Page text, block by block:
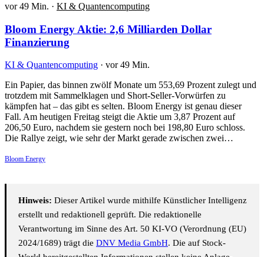
vor 49 Min. · KI & Quantencomputing
Bloom Energy Aktie: 2,6 Milliarden Dollar
Finanzierung
KI & Quantencomputing · vor 49 Min.
Ein Papier, das binnen zwölf Monate um 553,69 Prozent zulegt und
trotzdem mit Sammelklagen und Short-Seller-Vorwürfen zu
kämpfen hat – das gibt es selten. Bloom Energy ist genau dieser
Fall. Am heutigen Freitag steigt die Aktie um 3,87 Prozent auf
206,50 Euro, nachdem sie gestern noch bei 198,80 Euro schloss.
Die Rallye zeigt, wie sehr der Markt gerade zwischen zwei…
Bloom Energy
Hinweis: Dieser Artikel wurde mithilfe Künstlicher Intelligenz
erstellt und redaktionell geprüft. Die redaktionelle
Verantwortung im Sinne des Art. 50 KI-VO (Verordnung (EU)
2024/1689) trägt die DNV Media GmbH. Die auf Stock-